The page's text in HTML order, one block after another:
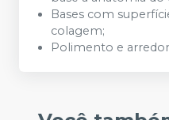
Bases com
colagem;
Polimento e